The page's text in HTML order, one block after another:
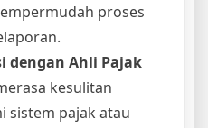
proses
dengan Ahli Pajak
kesulitan
sistem pajak atau